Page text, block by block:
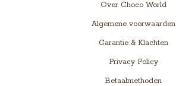
Over Choco World
Algemene voorwaarden
Garantie & Klachten
Privacy Policy
Betaalmethoden